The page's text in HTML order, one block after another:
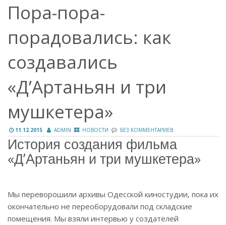
Пора-пора-
порадовались: как
создавались
«Д’Артаньян и три
мушкетера»
11.12.2015 ADMIN НОВОСТИ БЕЗ КОММЕНТАРИЕВ
История создания фильма
«Д’Артаньян и три мушкетера»
Мы переворошили архивы Одесской киностудии, пока их
окончательно не переоборудовали под складские
помещения. Мы взяли интервью у создателей